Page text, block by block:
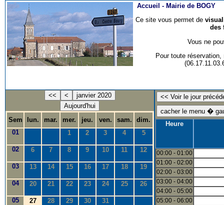
Accueil - Mairie de BOGY
Ce site vous permet de
des
Vous ne
Pour toute
<< <
janvier 2020
Aujourd'hui
Sem
lun. mar. mer. jeu. ven. sam.
dim.
01
1 2 3 4 5
02 6 7 8 9 10 11 12
03 13 14 15 16 17 18 19
04 20 21 22 23 24 25 26
05 27 28 29 30 31
Heure
00:00 - 01:00
01:00 - 02:00
02:00 - 03:00
03:00 - 04:00
04:00 - 05:00
05:00 - 06:00